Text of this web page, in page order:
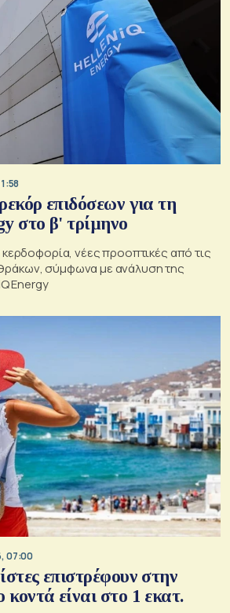
επιδόσεων για τη
στο β' τρίμηνο
κερδοφορία, νέες προοπτικές από τις
σύμφωνα με ανάλυση της
Energy
07:00
επιστρέφουν στην
είναι στο 1 εκατ.